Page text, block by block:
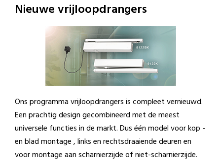
Nieuwe vrijloopdrangers
Ons programma vrijloopdrangers is compleet vernieuwd.
Een prachtig design gecombineerd met de meest
universele functies in de markt. Dus één model voor kop -
en blad montage , links en rechtsdraaiende deuren en
voor montage aan scharnierzijde of niet-scharnierzijde.